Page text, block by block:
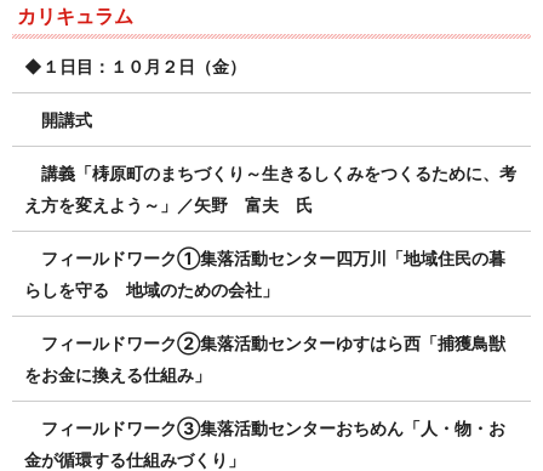
カリキュラム
◆１ 日目：１０月２日（金）
開講式
講義「梼原町のまちづくり～生きるしくみをつくるために、考
え方を変えよう～」／矢野 富夫 氏
フィールドワーク①集落活動センター四万川「地域住民の暮
らしを守る 地域のための会社」
フィールドワーク②集落活動センターゆすはら西「捕獲鳥獣
をお金に換える仕組み」
フィールドワーク③集落活動センターおちめん「人・物・お
金が循環する仕組みづくり」